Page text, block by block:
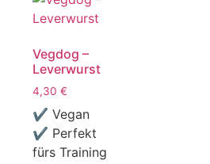
Vegdog –
Leverwurst
4,30 €
✔ Vegan
✔ Perfekt
fürs Training